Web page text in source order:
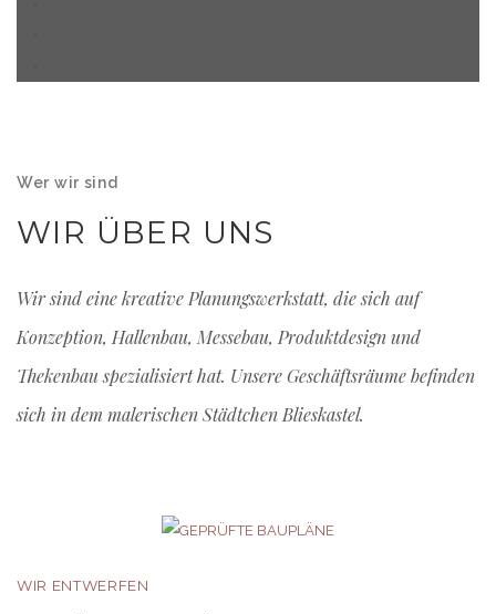
Wer wir sind
WIR ÜBER UNS
Wir sind eine kreative Planungswerkstatt, die sich auf
Konzeption, Hallenbau, Messebau, Produktdesign und
Thekenbau spezialisiert hat. Unsere Geschäftsräume befinden
sich in dem malerischen Städtchen Blieskastel.
WIR ENTWERFEN